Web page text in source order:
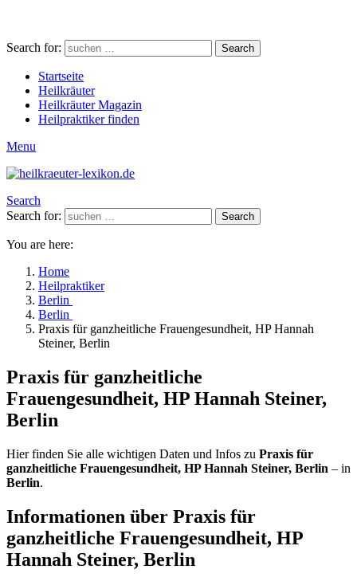
Search for: Search
Startseite
Heilkräuter
Heilkräuter Magazin
Heilpraktiker finden
Menu
Search
Search for:
Search
You are here:
Home
Heilpraktiker
Berlin
Berlin
Praxis für ganzheitliche Frauengesundheit, HP Hannah
Steiner, Berlin
Praxis für ganzheitliche
Frauengesundheit, HP Hannah Steiner,
Berlin
Hier finden Sie alle wichtigen Daten und Infos zu Praxis für
ganzheitliche Frauengesundheit, HP Hannah Steiner, Berlin – in
Berlin.
Informationen über Praxis für
ganzheitliche Frauengesundheit, HP
Hannah Steiner, Berlin